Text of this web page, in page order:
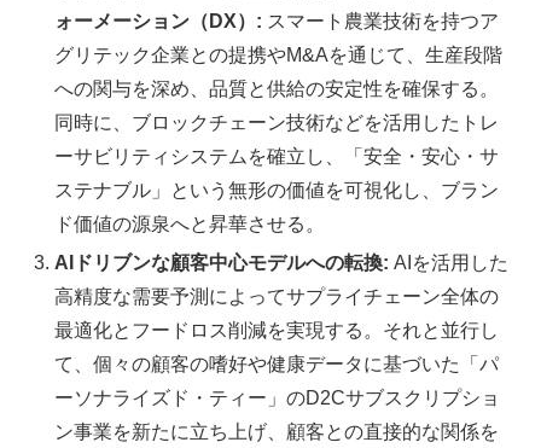
ォーメーション（DX）: スマート農業技術を持つア
グリテック企業との提携やM&Aを通じて、生産段階
への関与を深め、品質と供給の安定性を確保する。
同時に、ブロックチェーン技術などを活用したトレ
ーサビリティシステムを確立し、「安全・安心・サ
ステナブル」という無形の価値を可視化し、ブラン
ド価値の源泉へと昇華させる。
AIドリブンな顧客中心モデルへの転換: AIを活用した
高精度な需要予測によってサプライチェーン全体の
最適化とフードロス削減を実現する。それと並行し
て、個々の顧客の嗜好や健康データに基づいた「パ
ーソナライズド・ティー」のD2Cサブスクリプショ
ン事業を新たに立ち上げ、顧客との直接的な関係を